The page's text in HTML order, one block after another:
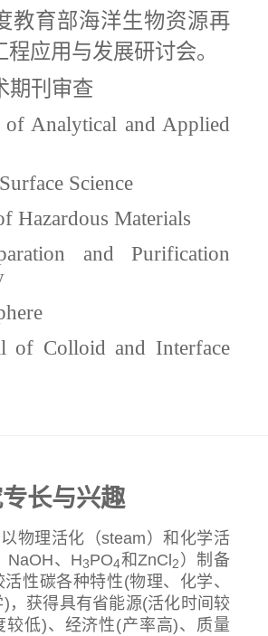
教育部海洋生物资源再
应用与发展研讨会。
期刊审查
Analytical and Applied
Science
Hazardous Materials
and Purification
Colloid and Interface
长与兴趣
物理活化（steam）和化学活
NaOH、 H3PO4和ZnCl2 ）制备
活性碳各种特性(物理、化学、
) ，获得具有省能源(活化时间较
较低)、经济性(产率高)、质量